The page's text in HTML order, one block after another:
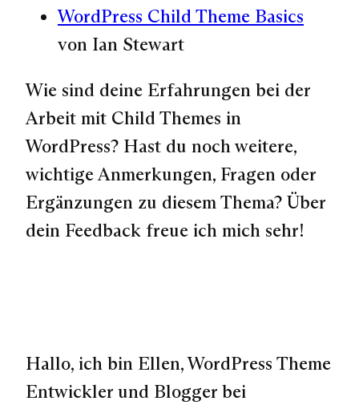
WordPress Child Theme Basics
von Ian Stewart
Wie sind deine Erfahrungen bei der
Arbeit mit Child Themes in
WordPress? Hast du noch weitere,
wichtige Anmerkungen, Fragen oder
Ergänzungen zu diesem Thema? Über
dein Feedback freue ich mich sehr!
Hallo, ich bin Ellen, WordPress Theme
Entwickler und Blogger bei